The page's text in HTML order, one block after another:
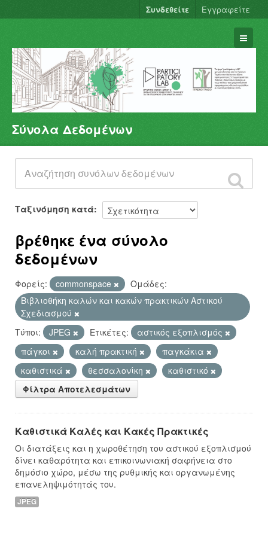
Συνδεθείτε Εγγραφείτε
Σύνολα Δεδομένων
Φορείς
Ομάδες
Σχετικά
Σύνολα Δεδομένων
Ταξινόμηση κατά
βρέθηκε ένα σύνολο
δεδομένων
Φορείς: commonspace
Ομάδες:
Βιβλιοθήκη καλών και κακών πρακτικών Αστικού
Σχεδιασμού
Τύποι:
JPEG Ετικέτες:
αστικός εξοπλισμός
πάγκοι
καλή πρακτική
παγκάκια
καθιστικά
θεσσαλονίκη
καθιστικό
Φίλτρα Αποτελεσμάτων
Καθιστικά Καλές και Κακές Πρακτικές
Οι διατάξεις και η χωροθέτηση του αστικού εξοπλισμού
δίνει καθαρότητα και επικοινωνιακή σαφήνεια στο
δημόσιο χώρο, μέσω της ρυθμικής και οργανωμένης
επανεληψιμότητάς του.
JPEG